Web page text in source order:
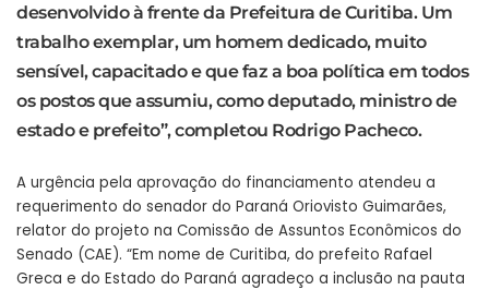
desenvolvido à frente da Prefeitura de Curitiba. Um
trabalho exemplar, um homem dedicado, muito
sensível, capacitado e que faz a boa política em todos
os postos que assumiu, como deputado, ministro de
estado e prefeito”, completou Rodrigo Pacheco.
A urgência pela aprovação do financiamento atendeu a
requerimento do senador do Paraná Oriovisto Guimarães,
relator do projeto na Comissão de Assuntos Econômicos do
Senado (CAE). “Em nome de Curitiba, do prefeito Rafael
Greca e do Estado do Paraná agradeço a inclusão na pauta